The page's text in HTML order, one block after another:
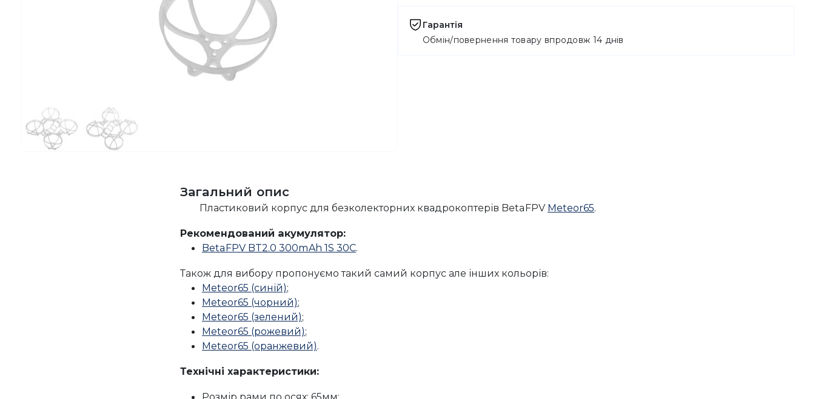
Гарантія
Обмін/повернення товару впродовж 14 днів
Загальний опис
Пластиковий корпус для безколекторних квадрокоптерів BetaFPV Meteor65.
Рекомендований акумулятор:
BetaFPV BT2.0 300mAh 1S 30C.
Також для вибору пропонуємо такий самий корпус але інших кольорів:
Meteor65 (синій);
Meteor65 (чорний);
Meteor65 (зелений);
Meteor65 (рожевий);
Meteor65 (оранжевий).
Технічні характеристики:
Розмір рами по осях: 65мм;